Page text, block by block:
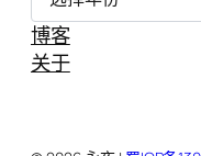
博客
关于